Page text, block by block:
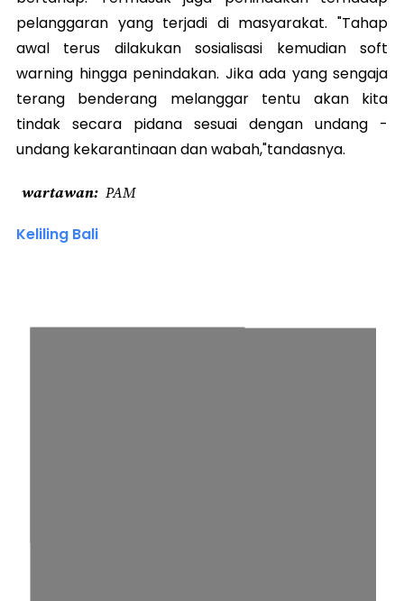
pelanggaran yang terjadi di masyarakat. "Tahap
awal terus dilakukan sosialisasi kemudian soft
warning hingga penindakan. Jika ada yang sengaja
terang benderang melanggar tentu akan kita
tindak secara pidana sesuai dengan undang -
undang kekarantinaan dan wabah,"tandasnya.
wartawan PAM
Keliling Bali